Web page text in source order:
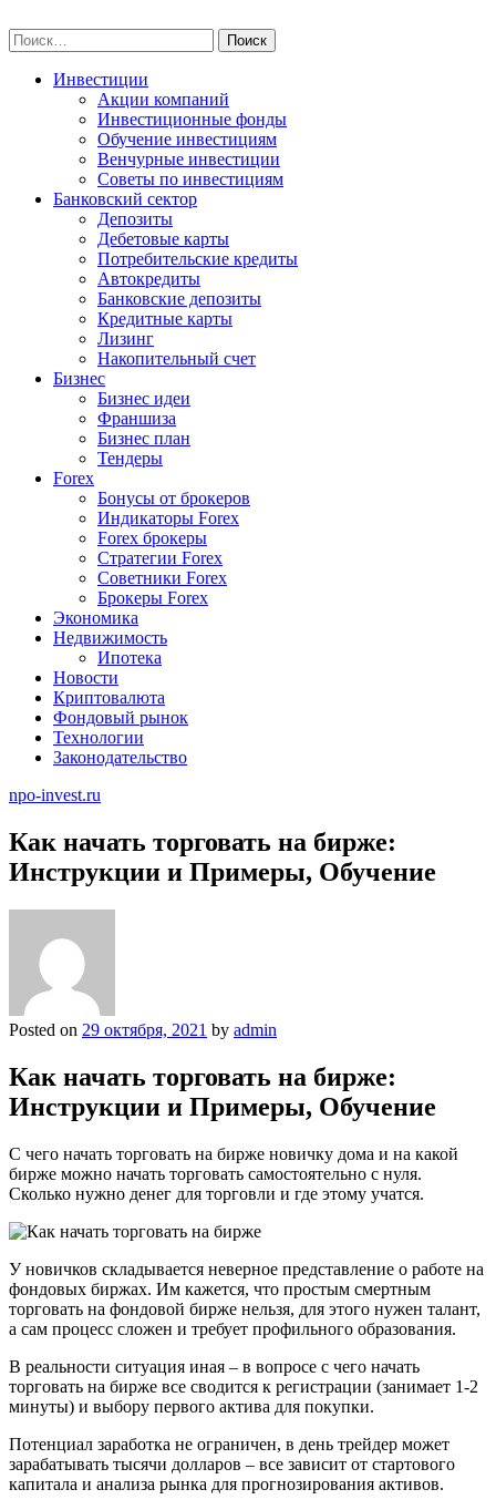
to
content
Найти:
Инвестиции
Акции компаний
Инвестиционные фонды
Обучение инвестициям
Венчурные инвестиции
Советы по инвестициям
Банковский сектор
Депозиты
Дебетовые карты
Потребительские кредиты
Автокредиты
Банковские депозиты
Кредитные карты
Лизинг
Накопительный счет
Бизнес
Бизнес идеи
Франшиза
Бизнес план
Тендеры
Forex
Бонусы от брокеров
Индикаторы Forex
Forex брокеры
Стратегии Forex
Советники Forex
Брокеры Forex
Экономика
Недвижимость
Ипотека
Новости
Криптовалюта
Фондовый рынок
Технологии
Законодательство
npo-invest.ru
Как начать торговать на бирже:
Инструкции и Примеры, Обучение
Posted on 29 октября, 2021 by admin
Как начать торговать на бирже:
Инструкции и Примеры, Обучение
С чего начать торговать на бирже новичку дома и на какой
бирже можно начать торговать самостоятельно с нуля.
Сколько нужно денег для торговли и где этому учатся.
У новичков складывается неверное представление о работе на
фондовых биржах. Им кажется, что простым смертным
торговать на фондовой бирже нельзя, для этого нужен талант,
а сам процесс сложен и требует профильного образования.
В реальности ситуация иная – в вопросе с чего начать
торговать на бирже все сводится к регистрации (занимает 1-2
минуты) и выбору первого актива для покупки.
Потенциал заработка не ограничен, в день трейдер может
зарабатывать тысячи долларов – все зависит от стартового
капитала и анализа рынка для прогнозирования активов.